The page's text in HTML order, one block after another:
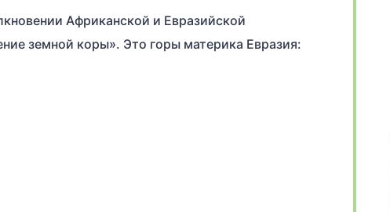
Африканской и Евразийской
земной коры». Это горы материка Евразия: